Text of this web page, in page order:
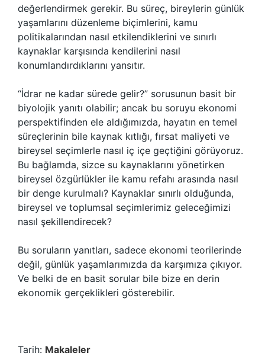
değerlendirmek gerekir. Bu süreç, bireylerin günlük
yaşamlarını düzenleme biçimlerini, kamu
politikalarından nasıl etkilendiklerini ve sınırlı
kaynaklar karşısında kendilerini nasıl
konumlandırdıklarını yansıtır.
“İdrar ne kadar sürede gelir?” sorusunun basit bir
biyolojik yanıtı olabilir; ancak bu soruyu ekonomi
perspektifinden ele aldığımızda, hayatın en temel
süreçlerinin bile kaynak kıtlığı, fırsat maliyeti ve
bireysel seçimlerle nasıl iç içe geçtiğini görüyoruz.
Bu bağlamda, sizce su kaynaklarını yönetirken
bireysel özgürlükler ile kamu refahı arasında nasıl
bir denge kurulmalı? Kaynaklar sınırlı olduğunda,
bireysel ve toplumsal seçimlerimiz geleceğimizi
nasıl şekillendirecek?
Bu soruların yanıtları, sadece ekonomi teorilerinde
değil, günlük yaşamlarımızda da karşımıza çıkıyor.
Ve belki de en basit sorular bile bize en derin
ekonomik gerçeklikleri gösterebilir.
Tarih: Makaleler